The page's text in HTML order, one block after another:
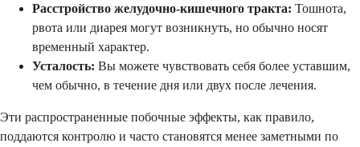
Расстройство желудочно-кишечного тракта: Тошнота,
рвота или диарея могут возникнуть, но обычно носят
временный характер.
Усталость: Вы можете чувствовать себя более уставшим,
чем обычно, в течение дня или двух после лечения.
Эти распространенные побочные эффекты, как правило,
поддаются контролю и часто становятся менее заметными по